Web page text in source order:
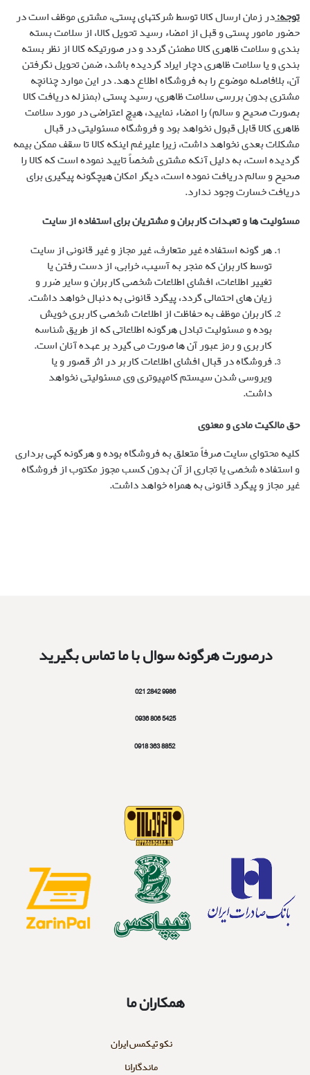
توجه:در زمان ارسال کالا توسط شرکتهای پستی، مشتری موظف است در
حضور مامور پستی و قبل از امضاء رسید تحویل کالا، از سلامت بسته
بندی و سلامت ظاهری کالا مطمئن گردد و در صورتیکه کالا از نظر بسته
بندی و یا سلامت ظاهری دچار ایراد گردیده باشد، ضمن تحویل نگرفتن
آن، بلافاصله موضوع را به فروشگاه اطلاع دهد. در این موارد چنانچه
مشتری بدون بررسی سلامت ظاهری، رسید پستی (بمنزله دریافت کالا
بصورت صحیح و سالم) را امضاء نمایید، هیچ اعتراضی در مورد سلامت
ظاهری کالا قابل قبول نخواهد بود و فروشگاه مسئولیتی در قبال
مشکلات بعدی نخواهد داشت، زیرا علیرغم اینکه کالا تا سقف ممکن بیمه
گردیده است، به دلیل آنکه مشتری شخصاً تایید نموده است که کالا را
صحیح و سالم دریافت نموده است، دیگر امکان هیچگونه پیگیری برای
دریافت خسارت وجود ندارد.
مسئولیت ها و تعهدات کاربران و مشتریان برای استفاده از سایت
هر گونه استفاده غیر متعارف، غیر مجاز و غیر قانونی از سایت
توسط کاربران که منجر به آسیب، خرابی، از دست رفتن یا
تغییر اطلاعات، افشای اطلاعات شخصی کاربران و سایر ضرر و
زیان های احتمالی گردد، پیگرد قانونی به دنبال خواهد داشت.
کاربران موظف به حفاظت از اطلاعات شخصی کاربری خویش
بوده و مسئولیت تبادل هرگونه اطلاعاتی که از طریق شناسه
کاربری و رمز عبور آن ها صورت می گیرد بر عهده آنان است.
فروشگاه در قبال افشای اطلاعات کاربر در اثر قصور و یا
ویروسی شدن سیستم کامپیوتری وی مسئولیتی نخواهد
داشت.
حق مالکیت مادی و معنوی
کلیه محتوای سایت صرفاً متعلق به فروشگاه بوده و هرگونه کپی برداری
و استفاده شخصی یا تجاری از آن بدون کسب مجوز مکتوب از فروشگاه
غیر مجاز و پیگرد قانونی به همراه خواهد داشت.
درصورت هرگونه سوال با ما تماس بگیرید
9986 2842 021
5425 806 0936
8852 363 0918
همکاران ما
نکو تیکمس ایران
ماندگارانا